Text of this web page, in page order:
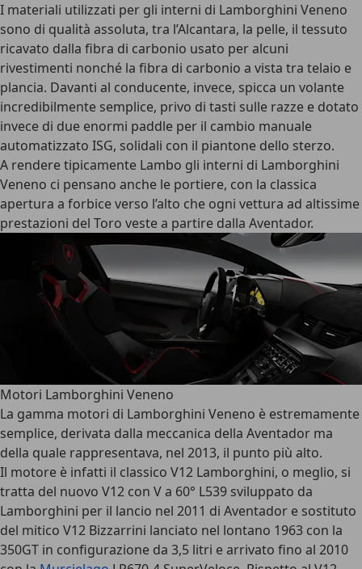
I materiali utilizzati per gli interni di Lamborghini Veneno
sono di qualità assoluta, tra l’Alcantara, la pelle, il tessuto
ricavato dalla fibra di carbonio usato per alcuni
rivestimenti nonché la fibra di carbonio a vista tra telaio e
plancia. Davanti al conducente, invece, spicca un volante
incredibilmente semplice, privo di tasti sulle razze e dotato
invece di due enormi paddle per il cambio manuale
automatizzato ISG, solidali con il piantone dello sterzo.
A rendere tipicamente Lambo gli interni di Lamborghini
Veneno ci pensano anche le portiere, con la classica
apertura a forbice verso l’alto che ogni vettura ad altissime
prestazioni del Toro veste a partire dalla Aventador.
Motori Lamborghini Veneno
La gamma motori di Lamborghini Veneno è estremamente
semplice, derivata dalla meccanica della Aventador ma
della quale rappresentava, nel 2013, il punto più alto.
Il motore è infatti il classico V12 Lamborghini, o meglio, si
tratta del nuovo V12 con V a 60° L539 sviluppato da
Lamborghini per il lancio nel 2011 di Aventador e sostituto
del mitico V12 Bizzarrini lanciato nel lontano 1963 con la
350GT in configurazione da 3,5 litri e arrivato fino al 2010